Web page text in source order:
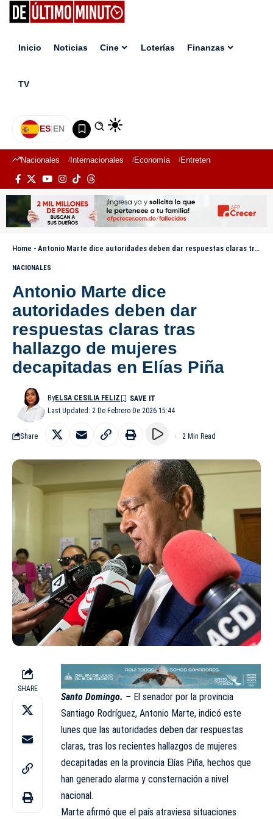
Inicio Noticias Cine Loterías Finanzas
TV
ES|EN
Nacionales Internacionales Economía Entretenimiento
Home - Antonio Marte dice autoridades deben dar respuestas claras tras hallazgo de mujeres decapitadas en Elías Piña
NACIONALES
Antonio Marte dice
autoridades deben dar
respuestas claras tras
hallazgo de mujeres
decapitadas en Elías Piña
Last Updated: 2 De Febrero De 2026 15:44
ByELSA CESILIA FELIZ
Share 2 Min Read
SHARE
Santo Domingo. – El senador por la provincia
Santiago Rodríguez, Antonio Marte, indicó este
lunes que las autoridades deben dar respuestas
claras, tras los recientes hallazgos de mujeres
decapitadas en la provincia Elías Piña, hechos que
han generado alarma y consternación a nivel
nacional.
Marte afirmó que el país atraviesa situaciones